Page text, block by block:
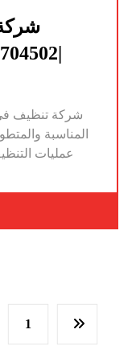
|0545704502| تنظيف منازل
شركة تنظيف
المناسبة
عمليات
1